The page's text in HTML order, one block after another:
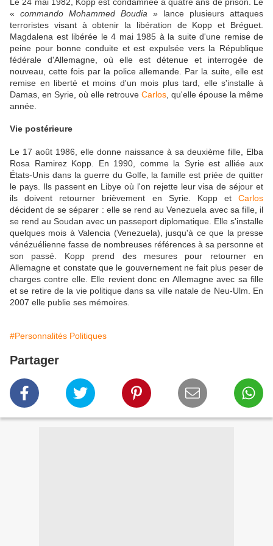
« commando Mohammed Boudia » lance plusieurs attaques
terroristes visant à obtenir la libération de Kopp et Bréguet.
Magdalena est libérée le 4 mai 1985 à la suite d'une remise de
peine pour bonne conduite et est expulsée vers la République
fédérale d'Allemagne, où elle est détenue et interrogée de
nouveau, cette fois par la police allemande. Par la suite, elle est
remise en liberté et moins d'un mois plus tard, elle s'installe à
Damas, en Syrie, où elle retrouve Carlos , qu'elle épouse la même
année.
Vie postérieure
Le 17 août 1986, elle donne naissance à sa deuxième fille, Elba
Rosa Ramirez Kopp. En 1990, comme la Syrie est alliée aux
États-Unis dans la guerre du Golfe, la famille est priée de quitter
le pays. Ils passent en Libye où l'on rejette leur visa de séjour et
ils doivent retourner brièvement en Syrie. Kopp et Carlos
décident de se séparer : elle se rend au Venezuela avec sa fille, il
se rend au Soudan avec un passeport diplomatique. Elle s'installe
quelques mois à Valencia (Venezuela), jusqu'à ce que la presse
vénézuélienne fasse de nombreuses références à sa personne et
son passé. Kopp prend des mesures pour retourner en
Allemagne et constate que le gouvernement ne fait plus peser de
charges contre elle. Elle revient donc en Allemagne avec sa fille
et se retire de la vie politique dans sa ville natale de Neu-Ulm. En
2007 elle publie ses mémoires.
#Personnalités Politiques
Partager